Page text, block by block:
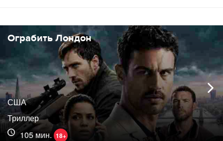
Ограбить Лондон
США
Триллер
105 мин. 18+